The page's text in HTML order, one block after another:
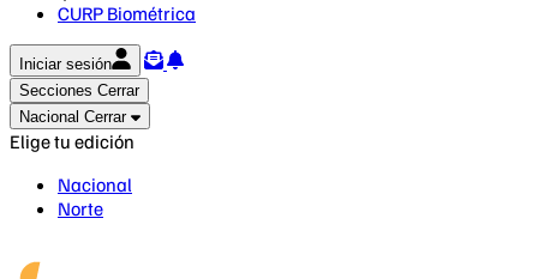
CURP Biométrica
Iniciar sesión
Secciones Cerrar
Nacional Cerrar
Elige tu edición
Nacional
Norte